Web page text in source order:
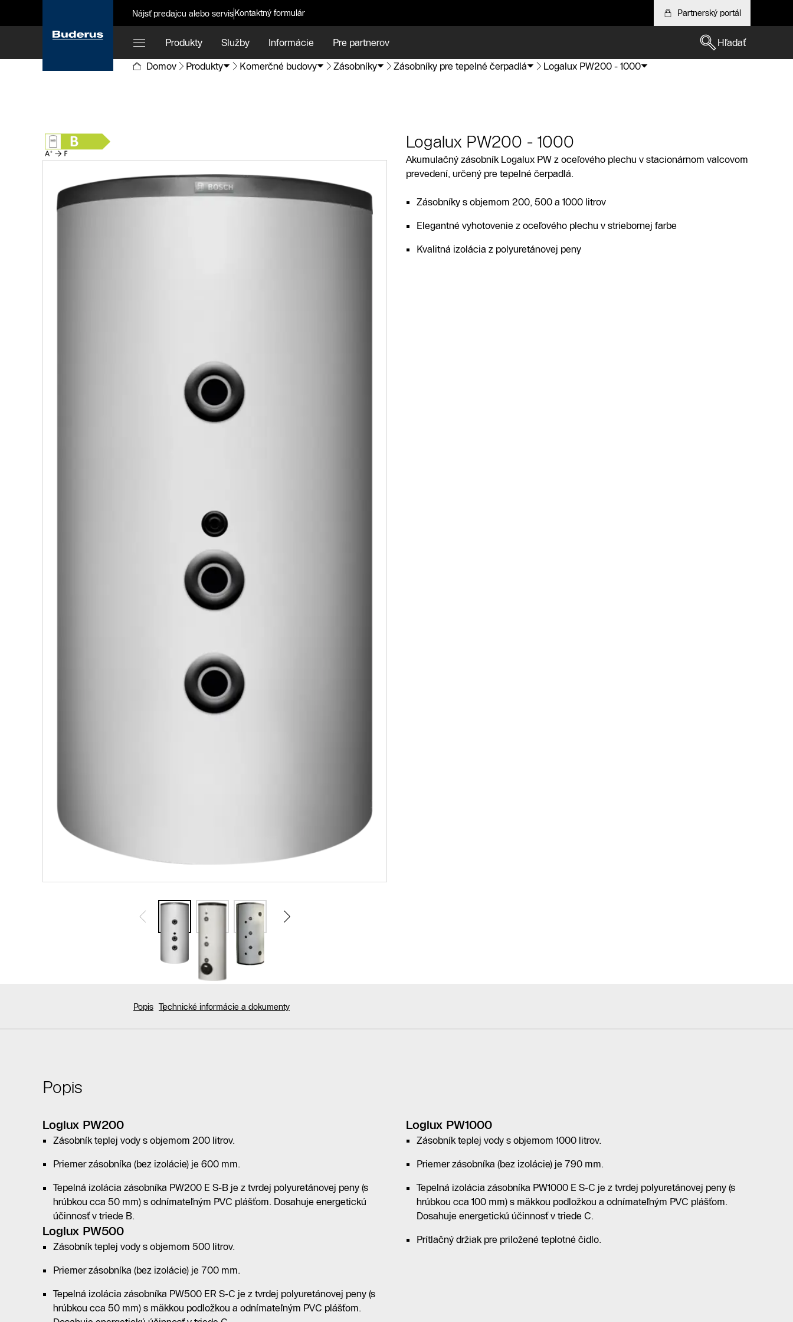
Nájsť predajcu alebo servisKontaktný formulár Partnerský portál
Produkty Služby Informácie Pre partnerov
Hľadať
Domov
Produkty Komerčné budovy Zásobníky Zásobníky pre tepelné čerpadlá Logalux PW200 - 1000
Logalux PW200 - 1000
Akumulačný zásobník Logalux PW z oceľového plechu v stacionárnom valcovom
prevedení, určený pre tepelné čerpadlá.
Zásobníky s objemom 200, 500 a 1000 litrov
Elegantné vyhotovenie z oceľového plechu v striebornej farbe
Kvalitná izolácia z polyuretánovej peny
Popis Technické informácie a dokumenty
Popis
Loglux PW200
Zásobník teplej vody s objemom 200 litrov.
Priemer zásobníka (bez izolácie) je 600 mm.
Tepelná izolácia zásobníka PW200 E S-B je z tvrdej polyuretánovej peny (s
hrúbkou cca 50 mm) s odnímateľným PVC plášťom. Dosahuje energetickú
účinnosť v triede B.
Loglux PW500
Zásobník teplej vody s objemom 500 litrov.
Priemer zásobníka (bez izolácie) je 700 mm.
Tepelná izolácia zásobníka PW500 ER S-C je z tvrdej polyuretánovej peny (s
hrúbkou cca 50 mm) s mäkkou podložkou a odnímateľným PVC plášťom.
Loglux PW1000
Zásobník teplej vody s objemom 1000 litrov.
Priemer zásobníka (bez izolácie) je 790 mm.
Tepelná izolácia zásobníka PW1000 E S-C je z tvrdej polyuretánovej peny (s
hrúbkou cca 100 mm) s mäkkou podložkou a odnímateľným PVC plášťom.
Dosahuje energetickú účinnosť v triede C.
Prítlačný držiak pre priložené teplotné čidlo.